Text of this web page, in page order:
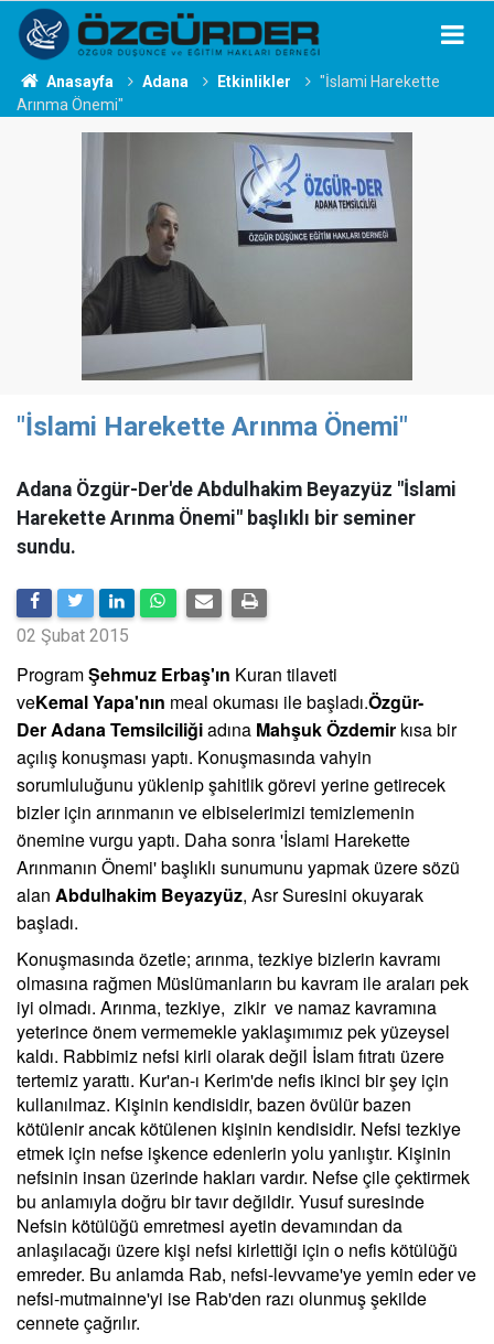
Anasayfa Adana Etkinlikler
"İslami Harekette
Arınma Önemi"
"İslami Harekette Arınma Önemi"
Adana Özgür-Der'de Abdulhakim Beyazyüz "İslami
Harekette Arınma Önemi" başlıklı bir seminer
sundu.
02 Şubat 2015
ProgramŞehmuz Erbaş'ın Kuran tilaveti
veKemalYapa'nın meal okuması ile başladı.Özgür-
DerAdana Temsilciliğiadına Mahşuk Özdemir kısa bir
açılış konuşması yaptı. Konuşmasında vahyin
sorumluluğunu yüklenip şahitlik görevi yerine getirecek
bizler için arınmanın ve elbiselerimizi temizlemenin
önemine vurgu yaptı. Daha sonra 'İslami Harekette
Arınmanın Önemi' başlıklı sunumunu yapmak üzere sözü
alan Abdulhakim Beyazyüz, Asr Suresini okuyarak
başladı.
Konuşmasında özetle; arınma, tezkiye bizlerin kavramı
olmasına rağmen Müslümanların bu kavram ile araları pek
iyi olmadı. Arınma, tezkiye, zikir ve namaz kavramına
yeterince önem vermemekle yaklaşımımız pek yüzeysel
kaldı. Rabbimiz nefsi kirli olarak değil İslam fıtratı üzere
tertemiz yarattı. Kur'an-ı Kerim'de nefis ikinci bir şey için
kullanılmaz. Kişinin kendisidir, bazen övülür bazen
kötülenir ancak kötülenen kişinin kendisidir. Nefsi tezkiye
etmek için nefse işkence edenlerin yolu yanlıştır. Kişinin
nefsinin insan üzerinde hakları vardır. Nefse çile çektirmek
bu anlamıyla doğru bir tavır değildir. Yusuf suresinde
Nefsin kötülüğü emretmesi ayetin devamından da
anlaşılacağı üzere kişi nefsi kirlettiği için o nefis kötülüğü
emreder. Bu anlamda Rab, nefsi-levvame'ye yemin eder ve
nefsi-mutmainne'yi ise Rab'den razı olunmuş şekilde
cennete çağrılır.